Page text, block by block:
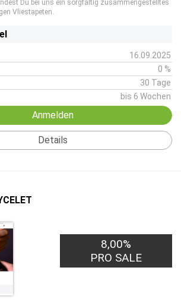
Du bei uns ein sorgfältig zusammengestelltes
Vliestapeten.
16.09.2025
0 %
30 Tage
bis 6 Wochen
Anmelden
Details
8,00%
PRO SALE